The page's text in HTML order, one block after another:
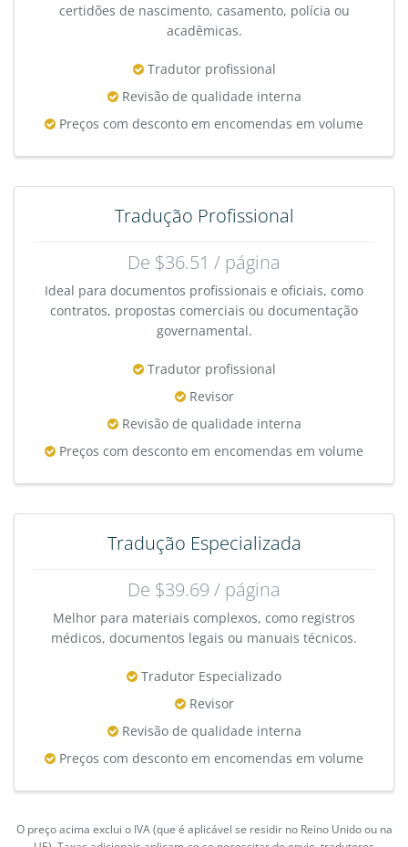
certidões de nascimento, casamento, polícia ou
acadêmicas.
Tradutor profissional
Revisão de qualidade interna
Preços com desconto em encomendas em volume
Tradução Profissional
De $36.51 / página
Ideal para documentos profissionais e oficiais, como
contratos, propostas comerciais ou documentação
governamental.
Tradutor profissional
Revisor
Revisão de qualidade interna
Preços com desconto em encomendas em volume
Tradução Especializada
De $39.69 / página
Melhor para materiais complexos, como registros
médicos, documentos legais ou manuais técnicos.
Tradutor Especializado
Revisor
Revisão de qualidade interna
Preços com desconto em encomendas em volume
O preço acima exclui o IVA (que é aplicável se residir no Reino Unido ou na